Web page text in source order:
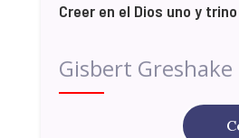
Creer en el Dios uno y trino
Gisbert Greshake